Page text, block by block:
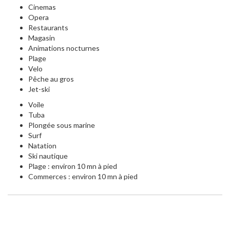
Cinemas
Opera
Restaurants
Magasin
Animations nocturnes
Plage
Velo
Pêche au gros
Jet-ski
Voile
Tuba
Plongée sous marine
Surf
Natation
Ski nautique
Plage : environ 10 mn à pied
Commerces : environ 10 mn à pied